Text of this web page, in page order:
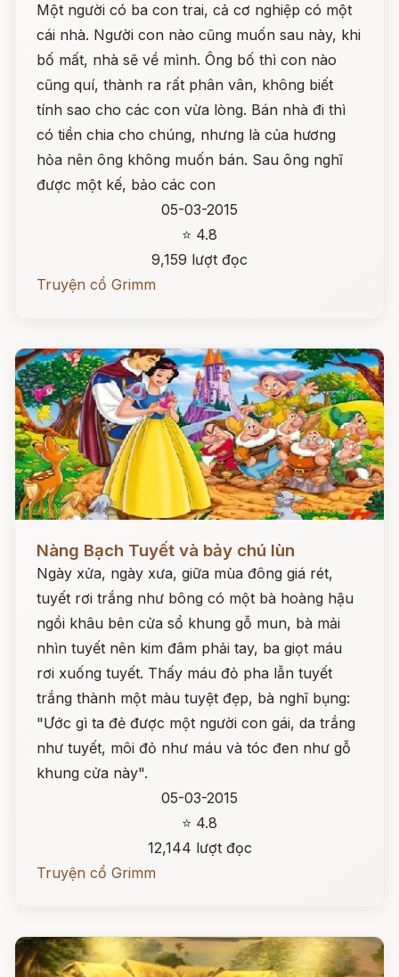
Một người có ba con trai, cả cơ nghiệp có một
cái nhà. Người con nào cũng muốn sau này, khi
bố mất, nhà sẽ về mình. Ông bố thì con nào
cũng quí, thành ra rất phân vân, không biết
tính sao cho các con vừa lòng. Bán nhà đi thì
có tiền chia cho chúng, nhưng là của hương
hỏa nên ông không muốn bán. Sau ông nghĩ
được một kế, bảo các con
05-03-2015
⭐ 4.8
9,159 lượt đọc
Truyện cổ Grimm
Nàng Bạch Tuyết và bảy chú lùn
Ngày xửa, ngày xưa, giữa mùa đông giá rét,
tuyết rơi trắng như bông có một bà hoàng hậu
ngồi khâu bên cửa sổ khung gỗ mun, bà mải
nhìn tuyết nên kim đâm phải tay, ba giọt máu
rơi xuống tuyết. Thấy máu đỏ pha lẫn tuyết
trắng thành một màu tuyệt đẹp, bà nghĩ bụng:
"Ước gì ta đẻ được một người con gái, da trắng
như tuyết, môi đỏ như máu và tóc đen như gỗ
khung cửa này".
05-03-2015
⭐ 4.8
12,144 lượt đọc
Truyện cổ Grimm